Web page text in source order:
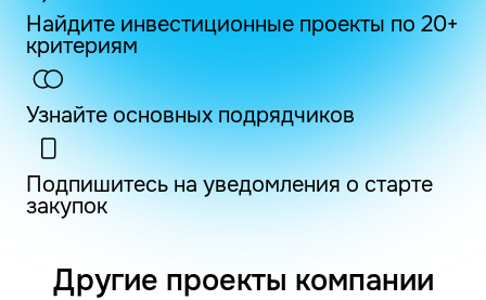
Найдите инвестиционные проекты по 20+
критериям
Узнайте основных подрядчиков
Подпишитесь на уведомления о старте
закупок
Другие проекты компании